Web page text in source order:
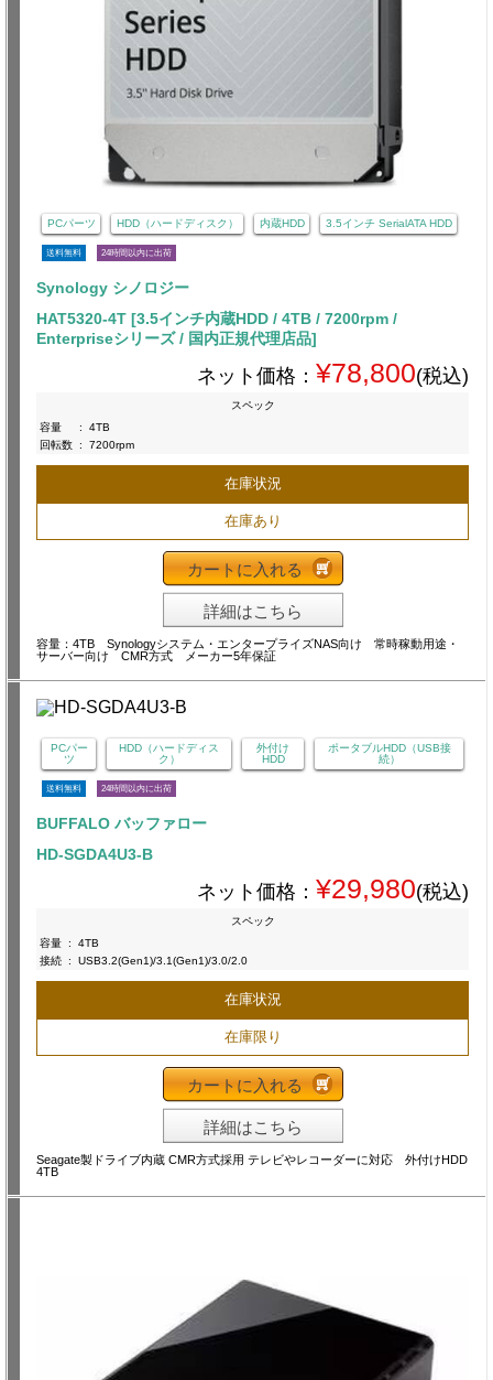
PCパーツ HDD（ハードディスク） 内蔵HDD 3.5インチ SerialATA HDD
送料無料 24時間以内に出荷
Synology シノロジー
HAT5320-4T [3.5インチ内蔵HDD / 4TB / 7200rpm /
Enterpriseシリーズ / 国内正規代理店品]
ネット価格： ¥78,800(税込)
スペック
容量
:
4TB
回転数 : 7200rpm
在庫状況
在庫あり
カートに入れる
詳細はこちら
容量：4TB Synologyシステム・エンタープライズNAS向け 常時稼動用途・
サーバー向け CMR方式 メーカー5年保証
PCパー
ツ
HDD（ハードディス
ク）
外付け
HDD
ポータブルHDD（USB接
続）
送料無料 24時間以内に出荷
BUFFALO バッファロー
HD-SGDA4U3-B
ネット価格： ¥29,980(税込)
スペック
容量 :
4TB
接続 : USB3.2(Gen1)/3.1(Gen1)/3.0/2.0
在庫状況
在庫限り
カートに入れる
詳細はこちら
Seagate製ドライブ内蔵 CMR方式採用 テレビやレコーダーに対応 外付けHDD
4TB